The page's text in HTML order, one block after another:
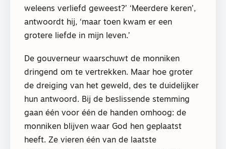
weleens verliefd geweest?’ ‘Meerdere keren’,
antwoordt hij, ‘maar toen kwam er een
grotere liefde in mijn leven.’
De gouverneur waarschuwt de monniken
dringend om te vertrekken. Maar hoe groter
de dreiging van het geweld, des te duidelijker
hun antwoord. Bij de beslissende stemming
gaan één voor één de handen omhoog: de
monniken blijven waar God hen geplaatst
heeft. Ze vieren één van de laatste